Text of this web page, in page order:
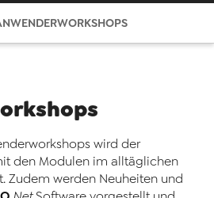
wird der
den Modulen im alltäglichen
Zudem werden Neuheiten und